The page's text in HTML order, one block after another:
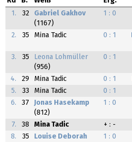
1.
32
Gabriel Gakhov
(1167)
1 : 0
2. 35 Mina Tadic 0 : 1
3.
35
Leona Lohmüller
(956)
0 : 1
4. 29 Mina Tadic 0 : 1
5.
33 Mina Tadic 0 : 1
6.
37
Jonas Hasekamp
(812)
1 : 0
7. 38 Mina Tadic + : -
8.
35 Louise Deborah 1 : 0